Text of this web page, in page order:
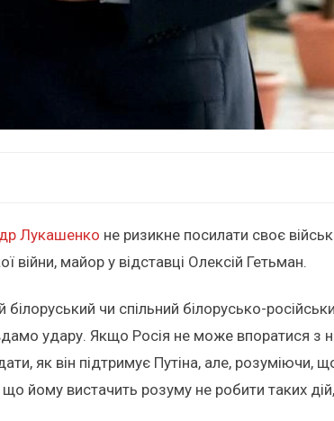
Лукашенко не ризикне посилати своє
війни, майор у відставці Олексій Гетьман.
чи спільний білорусько-
удару. Якщо Росія не може
як він підтримує Путіна, але, розуміючи,
йому вистачить розуму не робити таких